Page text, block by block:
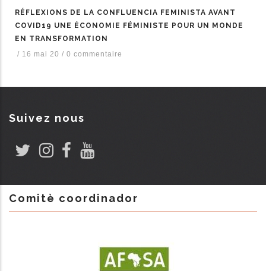
RÉFLEXIONS DE LA CONFLUENCIA FEMINISTA AVANT
COVID19 UNE ÉCONOMIE FÉMINISTE POUR UN MONDE
EN TRANSFORMATION
/ 16 mai 20 / 0 commentaire
Suivez nous
Comitè coordinador